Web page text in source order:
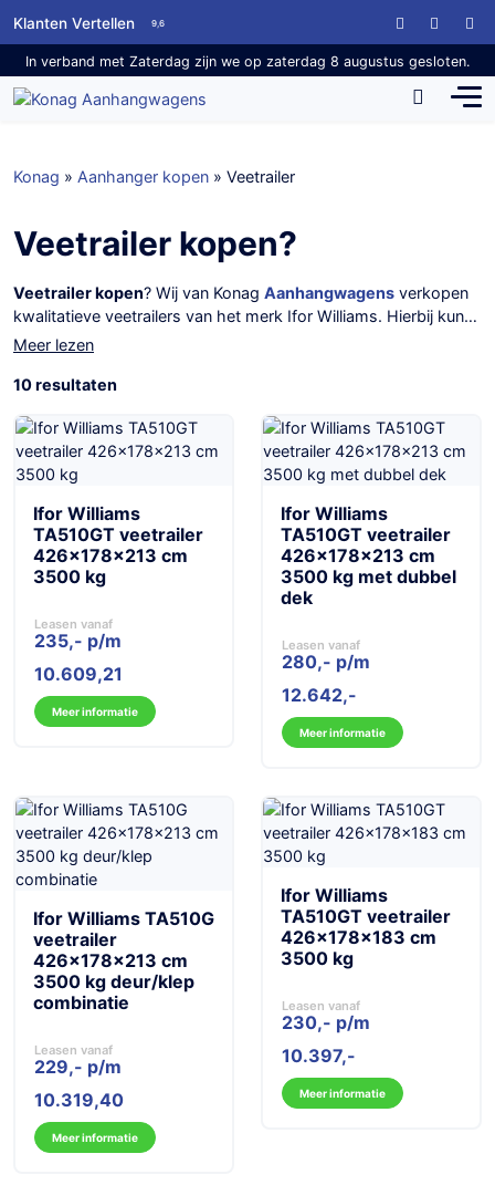
Klanten Vertellen 9,6
In verband met Zaterdag zijn we op zaterdag 8 augustus gesloten.
Konag » Aanhanger kopen » Veetrailer
Veetrailer kopen?
Veetrailer kopen? Wij van Konag Aanhangwagens verkopen
kwalitatieve veetrailers van het merk Ifor Williams. Hierbij kunt
u onder andere denken aan een trailer met een volledige
dubbel laaddek. De trailers zijn vanuit de basis al heel
extra opties. Van een tussenverdeling tot een windneus of
drijfhekken.
Meer lezen
10 resultaten
Ifor Williams
TA510GT veetrailer
426x178x213 cm
3500 kg
Leasen vanaf
235,- p/m
10.609,21
Meer informatie
Ifor Williams
TA510GT veetrailer
426x178x213 cm
3500 kg met dubbel
dek
Leasen vanaf
280,- p/m
12.642
Meer informatie
Ifor Williams TA510G
veetrailer
426x178x213 cm
3500 kg deur/klep
combinatie
Leasen vanaf
229,- p/m
10.319,40
Meer informatie
Ifor Williams
TA510GT veetrailer
426x178x183 cm
3500 kg
Leasen vanaf
230,- p/m
10.397
Meer informatie